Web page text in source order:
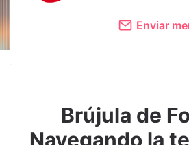
Enviar
Brújula de
Navegando la